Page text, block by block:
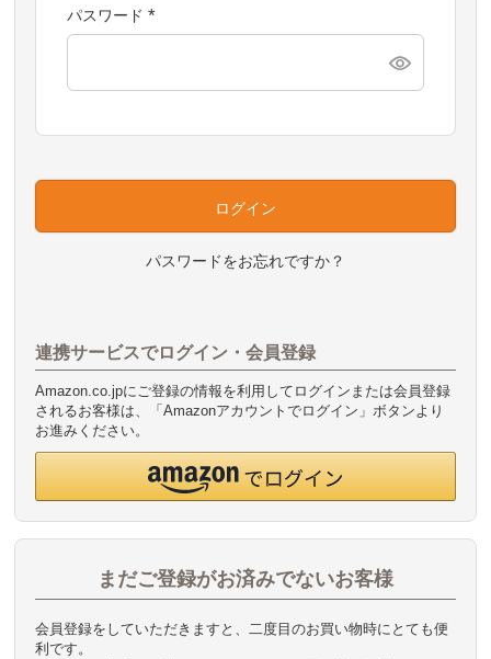
パスワード
(
)
ログイン
パスワードをお忘れですか？
連携サービスでログイン・会員登録
Amazon.co.jpにご登録の情報を利用してログインまたは会員登録
されるお客様は、「Amazonアカウントでログイン」ボタンより
お進みください。
まだご登録がお済みでないお客様
会員登録をしていただきますと、二度目のお買い物時にとても便
利です。